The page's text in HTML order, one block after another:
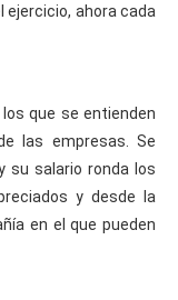
ejercicio, ahora cada
que se entienden
las empresas. Se
su salario ronda los
y desde la
en el que pueden